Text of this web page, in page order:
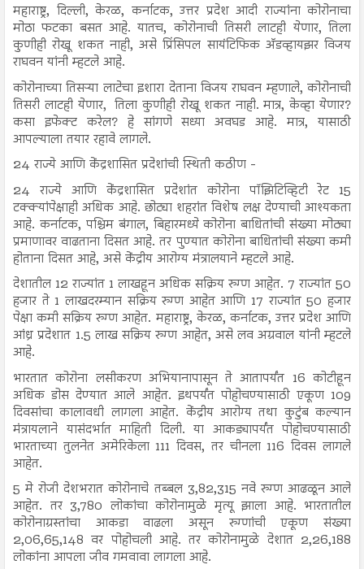
महाराष्ट्र, दिल्ली, केरळ, कर्नाटक, उत्तर प्रदेश आदी राज्यांना कोरोनाचा
मोठा फटका बसत आहे. यातच, कोरोनाची तिसरी लाटही येणार, तिला
कुणीही रोखू शकत नाही, असे प्रिंसिपल सायंटिफिक अ‍ॅडव्हायझर विजय
राघवन यांनी म्हटले आहे.
कोरोनाच्या तिसऱ्या लाटेचा इशारा देताना विजय राघवन म्हणाले, कोरोनाची
तिसरी लाटही येणार, तिला कुणीही रोखू शकत नाही. मात्र, केव्हा येणार?
कसा इफेक्ट करेल? हे सांगणे सध्या अवघड आहे. मात्र, यासाठी
आपल्याला तयार रहावे लागले.
24 राज्ये आणि केंद्रशासित प्रदेशांची स्थिती कठीण -
24 राज्ये आणि केंद्रशासित प्रदेशांत कोरोना पॉझिटिव्हिटी रेट 15
टक्क्यांपेक्षाही अधिक आहे. छोट्या शहरांत विशेष लक्ष देण्याची आश्यकता
आहे. कर्नाटक, पश्चिम बंगाल, बिहारमध्ये कोरोना बाधितांची संख्या मोठ्या
प्रमाणावर वाढताना दिसत आहे. तर पुण्यात कोरोना बाधितांची संख्या कमी
होताना दिसत आहे, असे केंद्रीय आरोग्य मंत्रालयाने म्हटले आहे.
देशातील 12 राज्यांत 1 लाखहून अधिक सक्रिय रुग्ण आहेत. 7 राज्यांत 50
हजार ते 1 लाखदरम्यान सक्रिय रुग्ण आहेत आणि 17 राज्यांत 50 हजार
पेक्षा कमी सक्रिय रुग्ण आहेत. महाराष्ट्र, केरळ, कर्नाटक, उत्तर प्रदेश आणि
आंध्र प्रदेशात 1.5 लाख सक्रिय रुग्ण आहेत, असे लव अग्रवाल यांनी म्हटले
आहे.
भारतात कोरोना लसीकरण अभियानापासून ते आतापर्यंत 16 कोटीहून
अधिक डोस देण्यात आले आहेत. इथपर्यंत पोहोचण्यासाठी एकूण 109
दिवसांचा कालावधी लागला आहेत. केंद्रीय आरोग्य तथा कुटुंब कल्यान
मंत्रायलाने यासंदर्भात माहिती दिली. या आकड्यापर्यंत पोहोचण्यासाठी
भारताच्या तुलनेत अमेरिकेला 111 दिवस, तर चीनला 116 दिवस लागले
आहेत.
5 मे रोजी देशभरात कोरोनाचे तब्बल 3,82,315 नवे रुग्ण आढळून आले
आहेत. तर 3,780 लोकांचा कोरोनामुळे मृत्यू झाला आहे. भारतातील
कोरोनाग्रस्तांचा आकडा वाढला असून रुग्णांची एकूण संख्या
2,06,65,148 वर पोहोचली आहे. तर कोरोनामुळे देशात 2,26,188
लोकांना आपला जीव गमवावा लागला आहे.